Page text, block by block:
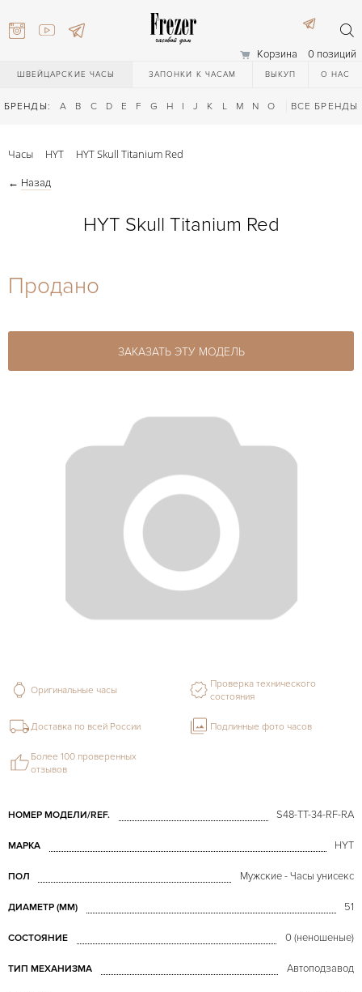
Корзина 0 позиций
ШВЕЙЦАРСКИЕ ЧАСЫ ЗАПОНКИ К ЧАСАМ ВЫКУП О НАС
БРЕНДЫ: A B C D E F G H I J K L M N O Q R S T
ВСЕ БРЕНДЫ
27-44
27-44
Часы HYT HYT Skull Titanium Red
← Назад
HYT Skull Titanium Red
Продано
ЗАКАЗАТЬ ЭТУ МОДЕЛЬ
НОМЕР МОДЕЛИ/REF. S48-TT-34-RF-RA
МАРКА HYT
ПОЛ Мужские - Часы унисекс
ДИАМЕТР (MM) 51
СОСТОЯНИЕ 0 (неношеные)
ТИП МЕХАНИЗМА Автоподзавод
Оригинальные часы
Проверка технического
состояния
Доставка по всей России Подлинные фото часов
Более 100 проверенных
отзывов